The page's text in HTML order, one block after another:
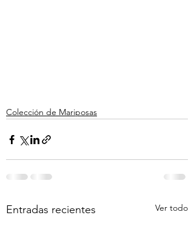
Colección de Mariposas
Entradas recientes Ver todo